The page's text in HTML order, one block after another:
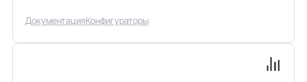
ДокументацияКонфигураторы